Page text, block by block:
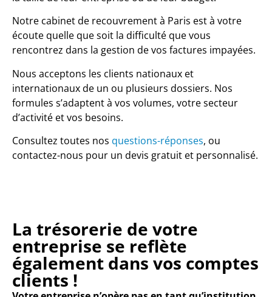
Notre cabinet de recouvrement à Paris est à votre
écoute quelle que soit la difficulté que vous
rencontrez dans la gestion de vos factures impayées.
Nous acceptons les clients nationaux et
internationaux de un ou plusieurs dossiers. Nos
formules s’adaptent à vos volumes, votre secteur
d’activité et vos besoins.
Consultez toutes nos questions-réponses, ou
contactez-nous pour un devis gratuit et personnalisé.
La trésorerie de votre
entreprise se reflète
également dans vos comptes
clients !